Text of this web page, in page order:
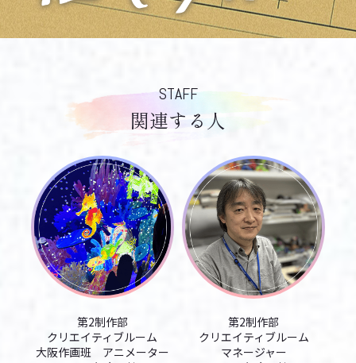
STAFF
関連する人
第2制作部
クリエイティブルーム
大阪作画班 アニメーター
第2制作部
クリエイティブルーム
マネージャー